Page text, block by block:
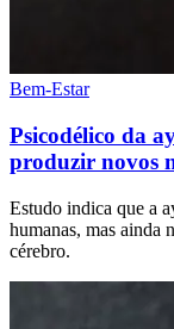
Bem-Estar
Psicodélico da
produzir novos
Estudo indica que a
humanas, mas ainda
cérebro.